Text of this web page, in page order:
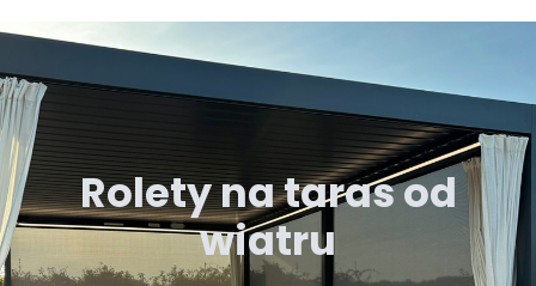
Rolety na taras od
wiatru